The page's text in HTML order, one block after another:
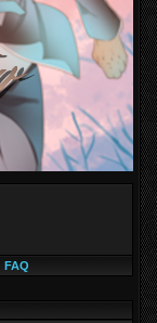
FAQ